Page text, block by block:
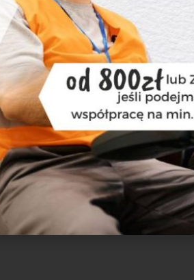
zawodowe, które mogą pomóc
się z ofertą kursów, szkoleń i